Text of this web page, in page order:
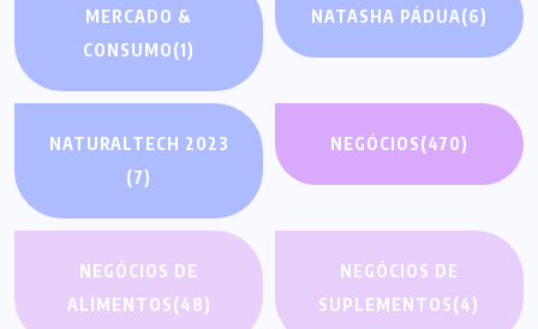
MERCADO &
CONSUMO(1)
NATASHA PÁDUA(6)
NATURALTECH 2023
(7)
NEGÓCIOS(470)
NEGÓCIOS DE
ALIMENTOS(48)
NEGÓCIOS DE
SUPLEMENTOS(4)